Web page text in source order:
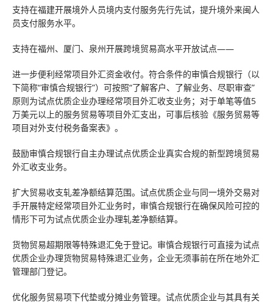
支持在福建开展境外人员境内支付服务先行先试，提升境外来闽人
员支付服务水平。
支持在福州、厦门、泉州开展跨境贸易高水平开放试点——
进一步便利经常项目外汇资金收付。符合条件的审慎合规银行（以
下简称“审慎合规银行”）可按照“了解客户、了解业务、尽职审查”
原则为试点优质企业办理经常项目外汇收支业务；对于单笔等值5
万美元以上的服务贸易等项目外汇支出，可事后核验《服务贸易等
项目对外支付税务备案表》。
鼓励审慎合规银行自主办理试点优质企业真实合规的新型跨境贸易
外汇收支业务。
扩大贸易收支轧差净额结算范围。试点优质企业与同一境外交易对
手开展特定经常项目外汇业务时，审慎合规银行在确保风险可控的
情形下可为试点优质企业办理轧差净额结算。
货物贸易超期限等特殊退汇免于登记。审慎合规银行可直接为试点
优质企业办理货物贸易特殊退汇业务，企业无须事前在所在地外汇
管理部门登记。
优化服务贸易项下代垫或分摊业务管理。试点优质企业与其具有关